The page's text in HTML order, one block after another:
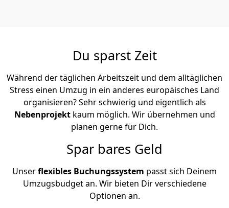
Du sparst Zeit
Während der täglichen Arbeitszeit und dem alltäglichen
Stress einen Umzug in ein anderes europäisches Land
organisieren? Sehr schwierig und eigentlich als
Nebenprojekt kaum möglich. Wir übernehmen und
planen gerne für Dich.
Spar bares Geld
Unserflexibles Buchungssystem passt sich Deinem
Umzugsbudget an. Wir bieten Dir verschiedene
Optionen an.